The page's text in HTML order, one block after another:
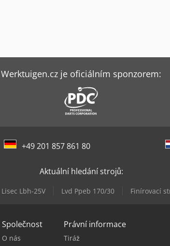
Werktuigen.cz je oficiálním sponzorem:
+49 201 857 861 80
Aktuální hledání strojů:
Lisec Lbh-25V Lvd Ppeb 170/30 Finírovací
Společnost
O nás
Právní informace
Tiráž